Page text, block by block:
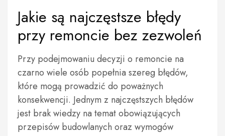
Jakie są najczęstsze błędy
przy remoncie bez zezwoleń
Przy podejmowaniu decyzji o remoncie na
czarno wiele osób popełnia szereg błędów,
które mogą prowadzić do poważnych
konsekwencji. Jednym z najczęstszych błędów
jest brak wiedzy na temat obowiązujących
przepisów budowlanych oraz wymogów